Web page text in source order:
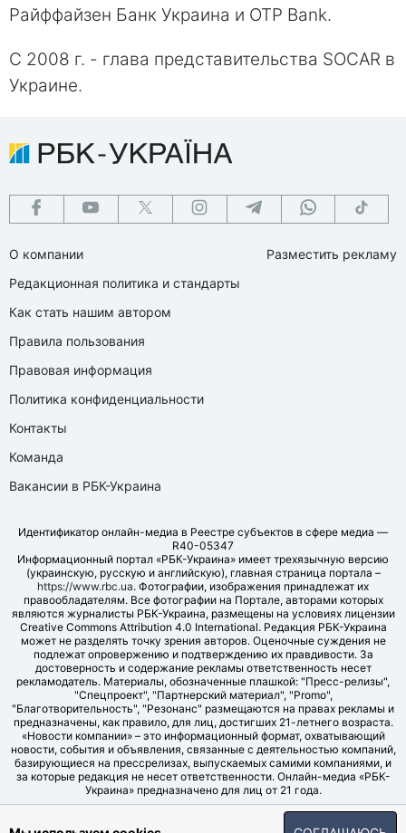
Райффайзен Банк Украина и OTP Bank.
С 2008 г. - глава представительства SOCAR в
Украине.
О компании
Редакционная политика и стандарты
Как стать нашим автором
Правила пользования
Правовая информация
Политика конфиденциальности
Контакты
Команда
Вакансии в РБК-Украина
Разместить рекламу
Идентификатор онлайн-медиа в Реестре субъектов в сфере медиа —
R40-05347
Информационный портал «РБК-Украина» имеет трехязычную версию
(украинскую, русскую и английскую), главная страница портала –
https://www.rbc.ua. Фотографии, изображения принадлежат их
правообладателям. Все фотографии на Портале, авторами которых
являются журналисты РБК-Украина, размещены на условиях лицензии
Creative Commons Attribution 4.0 International. Редакция РБК-Украина
может не разделять точку зрения авторов. Оценочные суждения не
подлежат опровержению и подтверждению их правдивости. За
достоверность и содержание рекламы ответственность несет
рекламодатель. Материалы, обозначенные плашкой: "Пресс-релизы",
"Спецпроект", "Партнерский материал", "Promo",
"Благотворительность", "Резонанс" размещаются на правах рекламы и
предназначены, как правило, для лиц, достигших 21-летнего возраста.
«Новости компании» – это информационный формат, охватывающий
новости, события и объявления, связанные с деятельностью компаний,
базирующиеся на прессрелизах, выпускаемых самими компаниями, и
за которые редакция не несет ответственности. Онлайн-медиа «РБК-
Украина» предназначено для лиц от 21 года.
© LLC "UBT MEDIA", 2006-2026.